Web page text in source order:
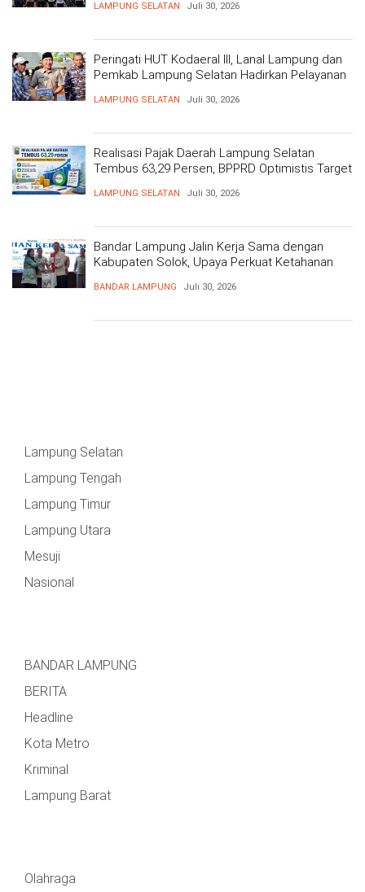
LAMPUNG SELATAN Juli 30, 2026
Peringati HUT Kodaeral III, Lanal Lampung dan
Pemkab Lampung Selatan Hadirkan Pelayanan
LAMPUNG SELATAN Juli 30, 2026
Realisasi Pajak Daerah Lampung Selatan
Tembus 63,29 Persen, BPPRD Optimistis Target
LAMPUNG SELATAN Juli 30, 2026
Bandar Lampung Jalin Kerja Sama dengan
Kabupaten Solok, Upaya Perkuat Ketahanan
BANDAR LAMPUNG Juli 30, 2026
Lampung Selatan
Lampung Tengah
Lampung Timur
Lampung Utara
Mesuji
Nasional
BANDAR LAMPUNG
BERITA
Headline
Kota Metro
Kriminal
Lampung Barat
Olahraga